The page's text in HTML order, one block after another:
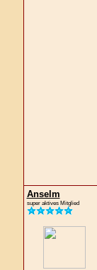
Anselm
super aktives Mitglied